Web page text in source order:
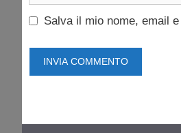
Salva il mio nome, email